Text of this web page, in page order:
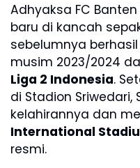
Adhyaksa FC
baru di kancah
sebelumnya
musim 2023/2024
Liga 2 Indonesia.
di Stadion Sriwedari,
kelahirannya dan
International
resmi.